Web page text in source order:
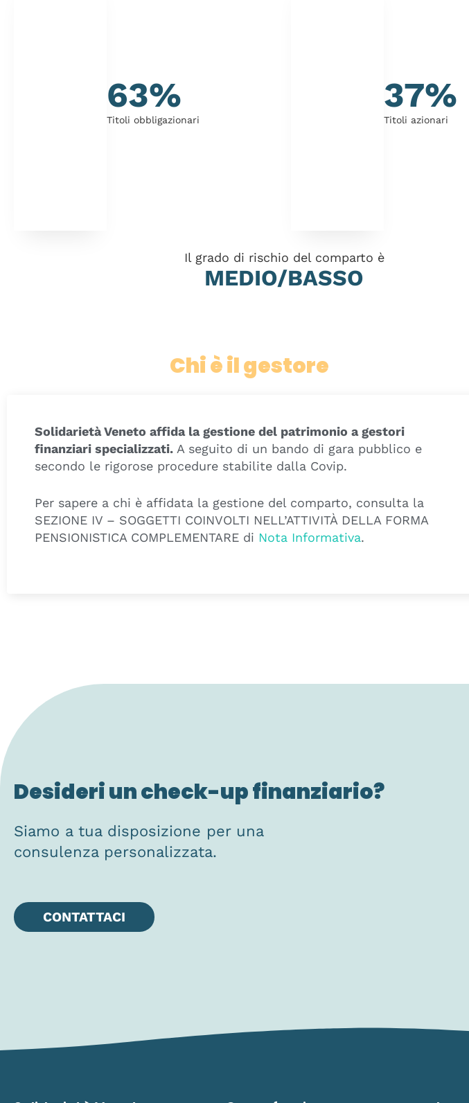
63%
Titoli obbligazionari
37%
Titoli azionari
Il grado di rischio del comparto è
MEDIO/BASSO
Chi è il gestore
Solidarietà Veneto affida la gestione del patrimonio a gestori
finanziari specializzati. A seguito di un bando di gara pubblico e
secondo le rigorose procedure stabilite dalla Covip.
Per sapere a chi è affidata la gestione del comparto, consulta la
SEZIONE IV – SOGGETTI COINVOLTI NELL’ATTIVITÀ DELLA FORMA
PENSIONISTICA COMPLEMENTARE di Nota Informativa.
Desideri un check-up finanziario?
Siamo a tua disposizione per una
consulenza personalizzata.
CONTATTACI